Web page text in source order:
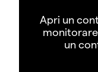
Apri un
un